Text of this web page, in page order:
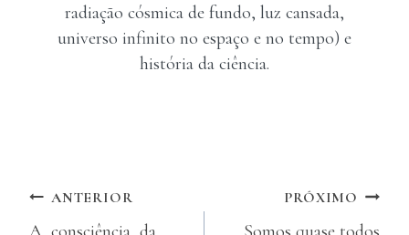
radiação cósmica de fundo, luz cansada,
universo infinito no espaço e no tempo) e
história da ciência.
Navegação
ANTERIOR PRÓXIMO